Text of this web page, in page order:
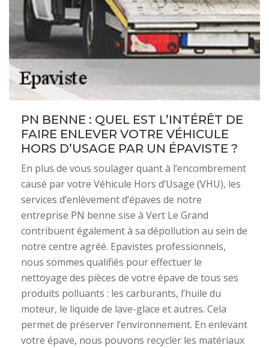
PN BENNE : QUEL EST L’INTÉRÊT DE
FAIRE ENLEVER VOTRE VÉHICULE
HORS D’USAGE PAR UN ÉPAVISTE ?
En plus de vous soulager quant à l’encombrement
causé par votre Véhicule Hors d’Usage (VHU), les
services d’enlèvement d’épaves de notre
entreprise PN benne sise à Vert Le Grand
contribuent également à sa dépollution au sein de
notre centre agréé. Epavistes professionnels,
nous sommes qualifiés pour effectuer le
nettoyage des pièces de votre épave de tous ses
produits polluants : les carburants, l’huile du
moteur, le liquide de lave-glace et autres. Cela
permet de préserver l’environnement. En enlevant
votre épave, nous pouvons recycler les matériaux